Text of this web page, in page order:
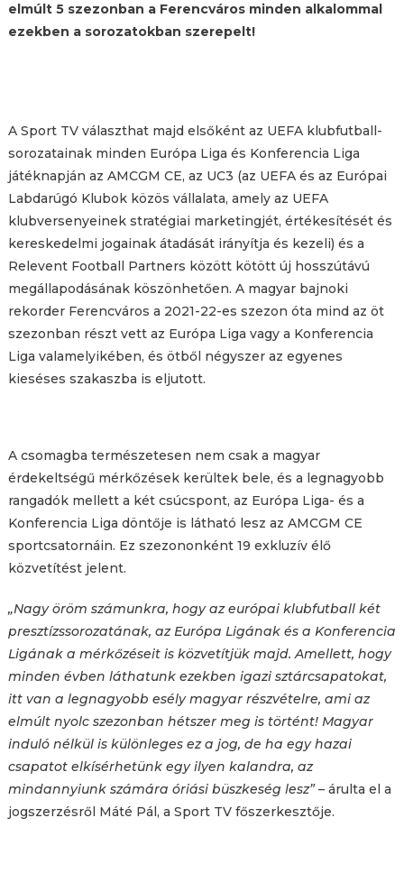
elmúlt 5 szezonban a Ferencváros minden alkalommal
ezekben a sorozatokban szerepelt!
A Sport TV választhat majd elsőként az UEFA klubfutball-
sorozatainak minden Európa Liga és Konferencia Liga
játéknapján az AMCGM CE, az UC3 (az UEFA és az Európai
Labdarúgó Klubok közös vállalata, amely az UEFA
klubversenyeinek stratégiai marketingjét, értékesítését és
kereskedelmi jogainak átadását irányítja és kezeli) és a
Relevent Football Partners között kötött új hosszútávú
megállapodásának köszönhetően. A magyar bajnoki
rekorder Ferencváros a 2021-22-es szezon óta mind az öt
szezonban részt vett az Európa Liga vagy a Konferencia
Liga valamelyikében, és ötből négyszer az egyenes
kieséses szakaszba is eljutott.
A csomagba természetesen nem csak a magyar
érdekeltségű mérkőzések kerültek bele, és a legnagyobb
rangadók mellett a két csúcspont, az Európa Liga- és a
Konferencia Liga döntője is látható lesz az AMCGM CE
sportcsatornáin. Ez szezononként 19 exkluzív élő
közvetítést jelent.
„Nagy öröm számunkra, hogy az európai klubfutball két
presztízssorozatának, az Európa Ligának és a Konferencia
Ligának a mérkőzéseit is közvetítjük majd. Amellett, hogy
minden évben láthatunk ezekben igazi sztárcsapatokat,
itt van a legnagyobb esély magyar részvételre, ami az
elmúlt nyolc szezonban hétszer meg is történt! Magyar
induló nélkül is különleges ez a jog, de ha egy hazai
csapatot elkísérhetünk egy ilyen kalandra, az
mindannyiunk számára óriási büszkeség lesz”– árulta el a
jogszerzésről Máté Pál, a Sport TV főszerkesztője.